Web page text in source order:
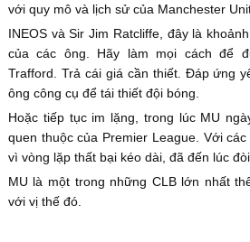
với quy mô và lịch sử của Manchester
INEOS và Sir Jim Ratcliffe, đây là
của các ông. Hãy làm mọi cách để
Trafford. Trả cái giá cần thiết. Đáp ứng
ông công cụ để tái thiết đội bóng.
Hoặc tiếp tục im lặng, trong lúc MU
quen thuộc của Premier League. Với
vì vòng lặp thất bại kéo dài, đã đến lúc
MU là một trong những CLB lớn nhất
với vị thế đó.